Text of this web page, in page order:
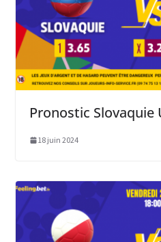
Pronostic Slovaquie
18 juin 2024